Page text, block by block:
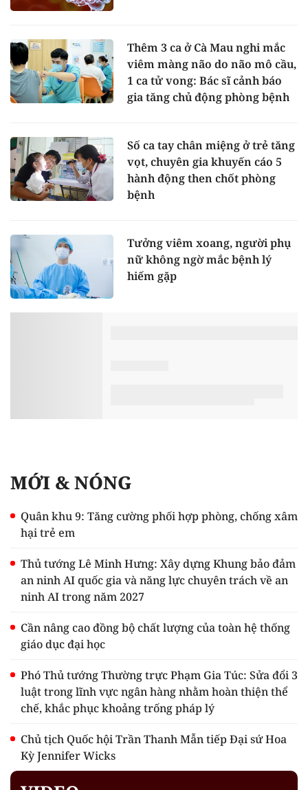
Thêm 3 ca ở Cà Mau nghi mắc
viêm màng não do não mô cầu,
1 ca tử vong: Bác sĩ cảnh báo
gia tăng chủ động phòng bệnh
Số ca tay chân miệng ở trẻ tăng
vọt, chuyên gia khuyến cáo 5
hành động then chốt phòng
bệnh
Tưởng viêm xoang, người phụ
nữ không ngờ mắc bệnh lý
hiếm gặp
MỚI & NÓNG
Quân khu 9: Tăng cường phối hợp phòng, chống xâm
hại trẻ em
Thủ tướng Lê Minh Hưng: Xây dựng Khung bảo đảm
an ninh AI quốc gia và năng lực chuyên trách về an
ninh AI trong năm 2027
Cần nâng cao đồng bộ chất lượng của toàn hệ thống
giáo dục đại học
Phó Thủ tướng Thường trực Phạm Gia Túc: Sửa đổi 3
luật trong lĩnh vực ngân hàng nhằm hoàn thiện thể
chế, khắc phục khoảng trống pháp lý
Chủ tịch Quốc hội Trần Thanh Mẫn tiếp Đại sứ Hoa
Kỳ Jennifer Wicks